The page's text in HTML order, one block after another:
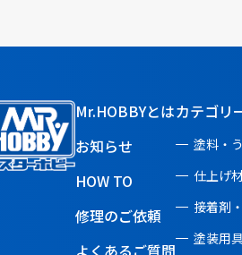
Mr.HOBBYとは
お知らせ
HOW TO
修理のご依頼
よくあるご質問
カテゴリ
塗料・
仕上げ
接着剤
塗装用